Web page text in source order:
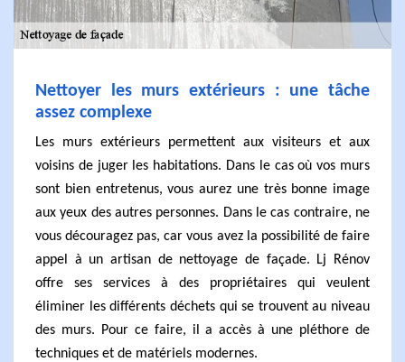
Nettoyer les murs extérieurs : une tâche
assez complexe
Les murs extérieurs permettent aux visiteurs et aux
voisins de juger les habitations. Dans le cas où vos murs
sont bien entretenus, vous aurez une très bonne image
aux yeux des autres personnes. Dans le cas contraire, ne
vous découragez pas, car vous avez la possibilité de faire
appel à un artisan de nettoyage de façade. Lj Rénov
offre ses services à des propriétaires qui veulent
éliminer les différents déchets qui se trouvent au niveau
des murs. Pour ce faire, il a accès à une pléthore de
techniques et de matériels modernes.